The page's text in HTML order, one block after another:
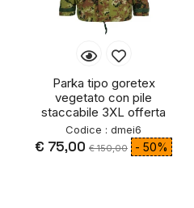
Parka tipo goretex
vegetato con pile
staccabile 3XL offerta
Codice : dmei6
€ 75,00 € 150,00 - 50%